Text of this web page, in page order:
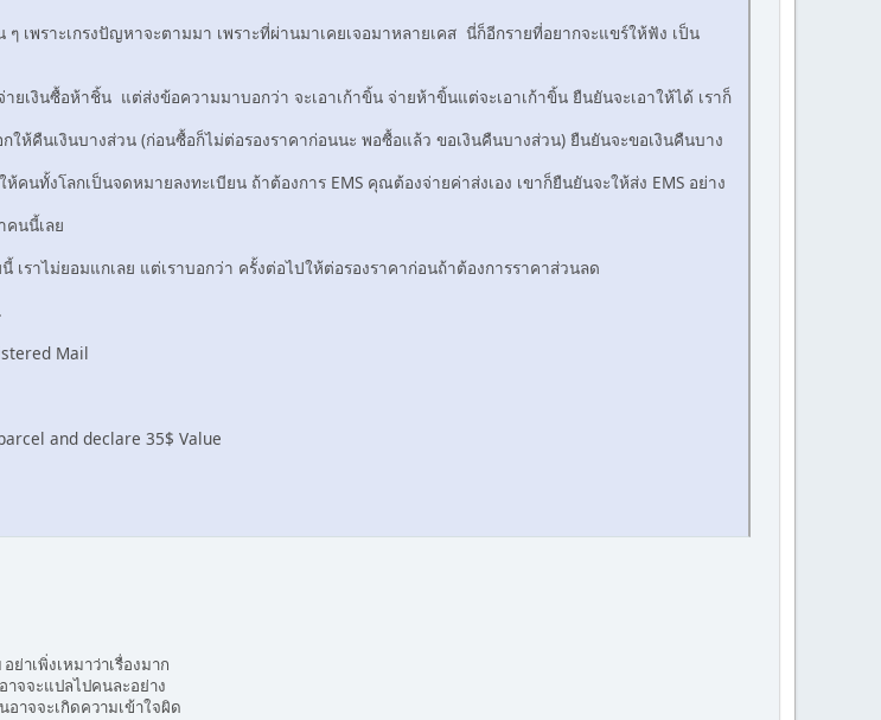
เพราะเกรงปัญหาจะตามมา เพราะที่ผ่านมาเคยเจอมาหลายเคส นี่ก็อีกรายที่อยากจะแขร์ให้ฟัง เป็น
เงินซื้อห้าชิ้น แต่ส่งข้อความมาบอกว่า จะเอาเก้าขิ้น จ่ายห้าขิ้นแต่จะเอาเก้าขิ้น ยืนยันจะเอาให้ได้ เราก็
ให้คืนเงินบางส่วน (ก่อนซื้อก็ไม่ต่อรองราคาก่อนนะ พอซื้อแล้ว ขอเงินคืนบางส่วน) ยืนยันจะขอเงินคืนบาง
ห้คนทั้งโลกเป็นจดหมายลงทะเบียน ถ้าต้องการ EMS คุณต้องจ่ายค่าส่งเอง เขาก็ยืนยันจะให้ส่ง EMS อย่าง
คนนี้เลย
เราไม่ยอมแกเลย แต่เราบอกว่า ครั้งต่อไปให้ต่อรองราคาก่อนถ้าต้องการราคาส่วนลด
Mail
and declare 35$ Value
ย่าเพิ่งเหมาว่าเรื่องมาก
จจะแปลไปคนละอย่าง
าจจะเกิดความเข้าใจผิด